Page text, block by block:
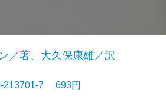
／著、大久保康雄／訳
213701-7 693円